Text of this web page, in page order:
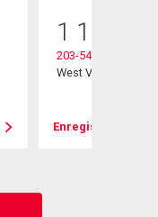
1 100
203-540 Waters
West Vancouver, BC
Enregistrer